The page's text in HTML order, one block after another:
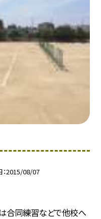
2015/08/07
合同練習などで他校へ